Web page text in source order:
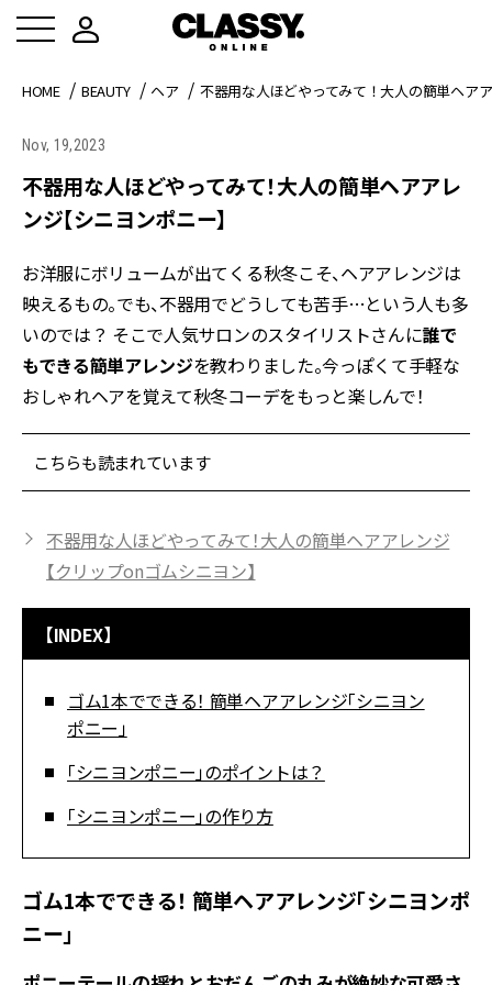
HOME BEAUTY ヘア 不器用な人ほどやってみて！大人の簡単ヘア
Nov, 19,2023
不器用な人ほどやってみて！大人の簡単ヘアアレ
ンジ【シニヨンポニー】
お洋服にボリュームが出てくる秋冬こそ、ヘアアレンジは
映えるもの。でも、不器用でどうしても苦手…という人も多
いのでは？ そこで人気サロンのスタイリストさんに誰で
もできる簡単アレンジを教わりました。今っぽくて手軽な
おしゃれヘアを覚えて秋冬コーデをもっと楽しんで！
こちらも読まれています
不器用な人ほどやってみて！大人の簡単ヘアアレンジ
【クリップonゴムシニヨン】
【INDEX】
ゴム1本でできる！ 簡単ヘアアレンジ「シニヨン
ポニー」
「シニヨンポニー」のポイントは？
「シニヨンポニー」の作り方
ゴム1本でできる！ 簡単ヘアアレンジ「シニヨンポ
ニー」